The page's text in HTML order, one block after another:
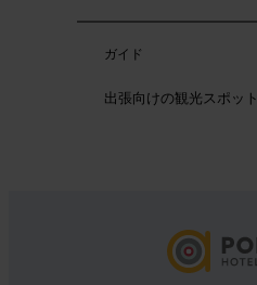
ガイド
出張向けの観光スポット